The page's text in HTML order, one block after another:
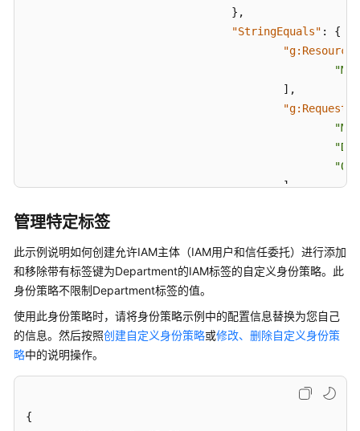
} ,
"StringEquals" :
{
] ,
]
]
]
管理特定标签
此示例说明如何创建允许IAM主体（IAM用户和信任委托）进行添加
和移除带有标签键为Department的IAM标签的自定义身份策略。此
身份策略不限制Department标签的值。
使用此身份策略时，请将身份策略示例中的配置信息替换为您自己
的信息。然后按照创建自定义身份策略或修改、删除自定义身份策
略中的说明操作。
{